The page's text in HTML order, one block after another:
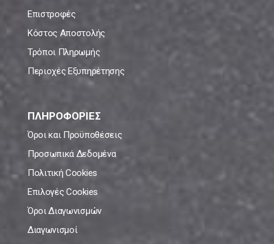
Επιστροφές
Κόστος Αποστολής
Τρόποι Πληρωμής
Περιοχές Εξυπηρέτησης
ΠΛΗΡΟΦΟΡΙΕΣ
Όροι και Προϋποθέσεις
Προσωπικά Δεδομένα
Πολιτική Cookies
Επιλογές Cookies
Όροι Διαγωνισμών
Διαγωνισμοί